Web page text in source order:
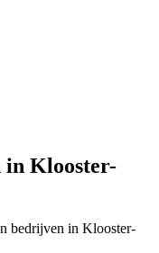
in Klooster-
bedrijven in Klooster-